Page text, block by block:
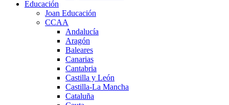
Educación
Joan Educación
CCAA
Andalucía
Aragón
Baleares
Canarias
Cantabria
Castilla y León
Castilla-La Mancha
Cataluña